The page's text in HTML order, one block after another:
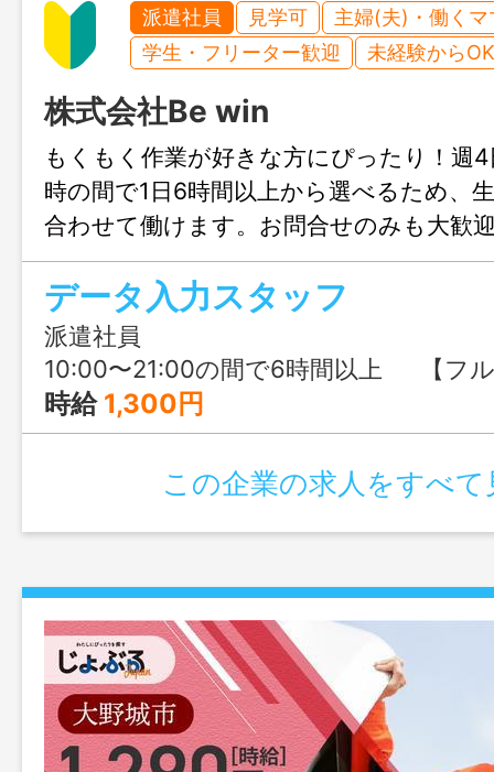
派遣社員 見学可
主婦(夫)・働くマ
学生・フリーター歓迎
未経験からOK
株式会社Be win
もくもく作業が好きな方にぴったり！週4
時の間で1日6時間以上から選べるため、
合わせて働けます。お問合せのみも大歓
ぶる福岡までお気軽にご連絡ください。
データ入力スタッフ
派遣社員
10:00〜21:00の間で6時間以上 【フルタイム希望の⽅】※積極募集中♪ ①10:00〜19:00（実働8時間） ②11:00〜20:00（実働8時間） ③12:00〜21:00（実働8時間） 【午前スタート・6〜7時間勤務希望の⽅】 ④10:00〜17:00（実働6時間） ⑤11:00〜18:00（実働6時間） ⑥10:00〜18:00（実働7時間） ⑦11:00〜19:00（実働7時間） 【午後スタート・6〜7時間勤務希望の⽅】 ⑧12:00〜
時給 1,300円
この企業の求人をすべて